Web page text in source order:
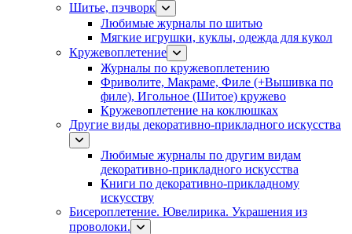
Шитье, пэчворк
Любимые журналы по шитью
Мягкие игрушки, куклы, одежда для кукол
Кружевоплетение
Журналы по кружевоплетению
Фриволите, Макраме, Филе (+Вышивка по
филе), Игольное (Шитое) кружево
Кружевоплетение на коклюшках
Другие виды декоративно-прикладного искусства
Любимые журналы по другим видам
декоративно-прикладного искусства
Книги по декоративно-прикладному
искусству
Бисероплетение. Ювелирика. Украшения из
проволоки.